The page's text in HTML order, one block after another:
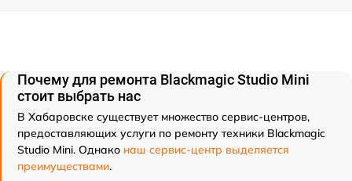
Почему для ремонта Blackmagic Studio Mini
стоит выбрать нас
В Хабаровске существует множество сервис-центров,
предоставляющих услуги по ремонту техники Blackmagic
Studio Mini. Однако наш сервис-центр выделяется
преимуществами.